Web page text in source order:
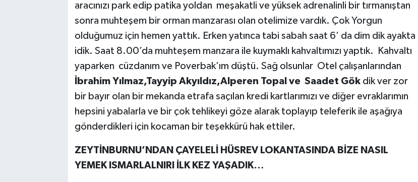
aracınızı park edip patika yoldan meşakatli ve yüksek adrenalinli bir tırmanıştan
sonra muhteşem bir orman manzarası olan otelimize vardık. Çok Yorgun
olduğumuz için hemen yattık. Erken yatınca tabi sabah saat 6’ da dim dik ayakta
idik. Saat 8.00’da muhteşem manzara ile kuymaklı kahvaltımızı yaptık. Kahvaltı
yaparken cüzdanım ve Poverbak’ım düştü. Sağ olsunlar Otel çalışanlarından
İbrahim Yılmaz,Tayyip Akyıldız,Alperen Topal ve Saadet Gök dik ver zor
bir bayır olan bir mekanda etrafa saçılan kredi kartlarımızı ve diğer evraklarımın
hepsini yabalarla ve bir çok tehlikeyi göze alarak toplayıp teleferik ile aşağıya
gönderdikleri için kocaman bir teşekkürü hak ettiler.
ZEYTİNBURNU’NDAN ÇAYELELİ HÜSREV LOKANTASINDA BİZE NASIL
YEMEK ISMARLALNIRI İLK KEZ YAŞADIK…